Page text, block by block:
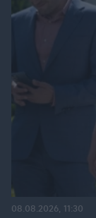
08.08.2026, 11:30